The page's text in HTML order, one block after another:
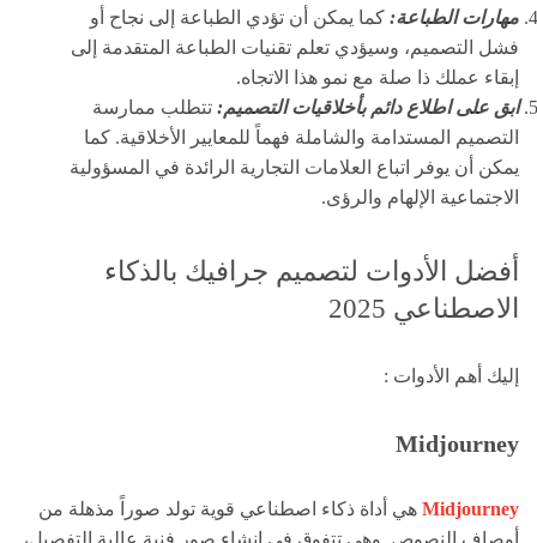
مهارات الطباعة: كما يمكن أن تؤدي الطباعة إلى نجاح أو
فشل التصميم، وسيؤدي تعلم تقنيات الطباعة المتقدمة إلى
إبقاء عملك ذا صلة مع نمو هذا الاتجاه.
ابق على اطلاع دائم بأخلاقيات التصميم: تتطلب ممارسة
التصميم المستدامة والشاملة فهماً للمعايير الأخلاقية. كما
يمكن أن يوفر اتباع العلامات التجارية الرائدة في المسؤولية
الاجتماعية الإلهام والرؤى.
أفضل الأدوات لتصميم جرافيك بالذكاء
الاصطناعي 2025
إليك أهم الأدوات :
Midjourney
Midjourney هي أداة ذكاء اصطناعي قوية تولد صوراً مذهلة من